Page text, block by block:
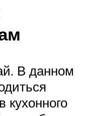
В данном
кухонного